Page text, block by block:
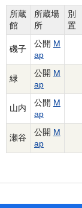
所蔵
館
所蔵場
所
別
置
磯子
公開 M
ap
緑
公開 M
ap
山内
公開 M
ap
瀬谷
公開 M
ap